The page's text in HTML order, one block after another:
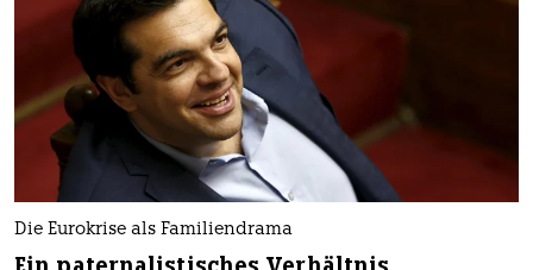
Die Eurokrise als Familiendrama